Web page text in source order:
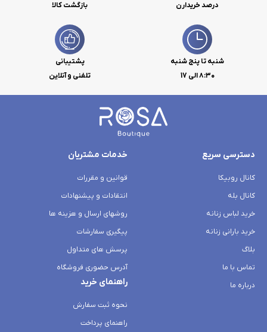
درصد خریدارن
بازگشت کالا
شنبه تا پنج شنبه
۸:۳۰ الی 17
پشتیبانی
تلفنی و آنلاین
دسترسی سریع
کانال روبیکا
کانال بله
خرید لباس زنانه
خرید بارانی زنانه
بلاگ
تماس با ما
درباره ما
خدمات مشتریان
قوانین و مقررات
انتقادات و پیشنهادات
روشهای ارسال و هزینه ها
پیگیری سفارشات
پرسش های متداول
آدرس حضوری فروشگاه
راهنمای خرید
نحوه ثبت سفارش
راهنمای پرداخت